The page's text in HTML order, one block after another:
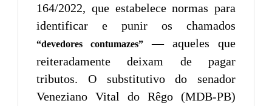
164/2022, que estabelece normas para
identificar e punir os chamados
“devedores contumazes”
— aqueles que
reiteradamente deixam de pagar
tributos. O substitutivo do senador
Veneziano Vital do Rêgo (MDB-PB)